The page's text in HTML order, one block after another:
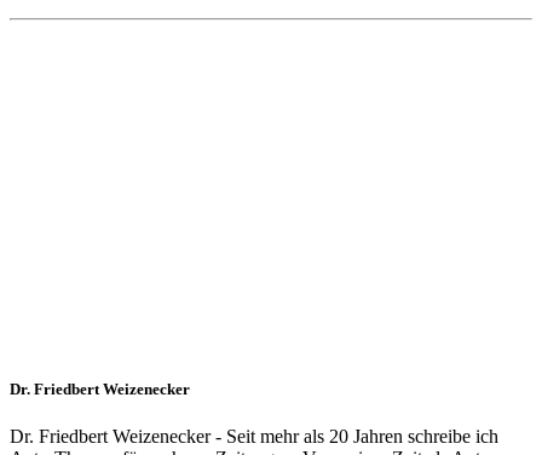
Dr. Friedbert Weizenecker
Dr. Friedbert Weizenecker - Seit mehr als 20 Jahren schreibe ich